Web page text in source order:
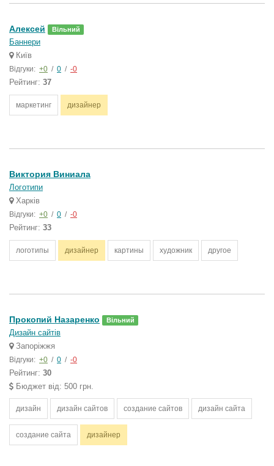
Алексей Вільний
Баннери
Київ
Відгуки: +0 / 0 / -0
Рейтинг: 37
маркетинг дизайнер
Виктория Виниала
Логотипи
Харків
Відгуки: +0 / 0 / -0
Рейтинг: 33
логотипы дизайнер картины художник другое
Прокопий Назаренко Вільний
Дизайн сайтів
Запоріжжя
Відгуки: +0 / 0 / -0
Рейтинг: 30
Бюджет від: 500 грн.
дизайн дизайн сайтов создание сайтов дизайн сайта
создание сайта дизайнер